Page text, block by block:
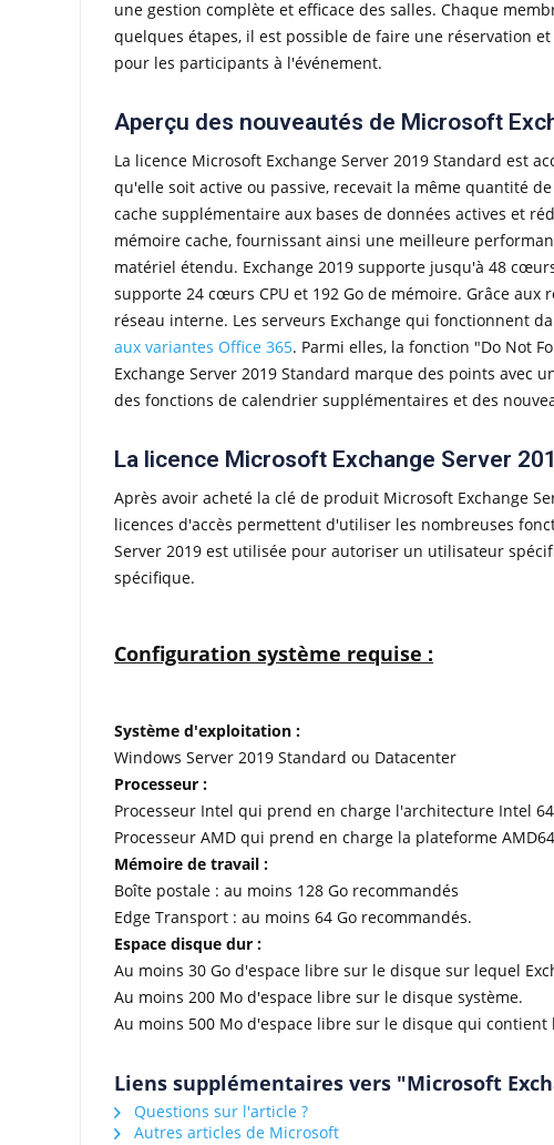
une gestion complète et efficace des salles. Chaque
quelques étapes, il est possible de faire une réservation
pour les participants à l'événement.
Aperçu des nouveautés de Microsoft
La licence Microsoft Exchange Server 2019 Standard est
qu'elle soit active ou passive, recevait la même quantité
cache supplémentaire aux bases de données actives et
mémoire cache, fournissant ainsi une meilleure
matériel étendu. Exchange 2019 supporte jusqu'à 48
supporte 24 cœurs CPU et 192 Go de mémoire. Grâce
réseau interne. Les serveurs Exchange qui fonctionnent
aux variantes Office 365. Parmi elles, la fonction "Do Not
Exchange Server 2019 Standard marque des points
des fonctions de calendrier supplémentaires et des
La licence Microsoft Exchange Server
Après avoir acheté la clé de produit Microsoft Exchange
licences d'accès permettent d'utiliser les nombreuses
Server 2019 est utilisée pour autoriser un utilisateur
spécifique.
Configuration système requise :
Système d'exploitation :
Windows Server 2019 Standard ou Datacenter
Processeur :
Processeur Intel qui prend en charge l'architecture Intel
Processeur AMD qui prend en charge la plateforme
Mémoire de travail :
Boîte postale : au moins 128 Go recommandés
Edge Transport : au moins 64 Go recommandés.
Espace disque dur :
Au moins 30 Go d'espace libre sur le disque sur lequel
Au moins 200 Mo d'espace libre sur le disque système.
Au moins 500 Mo d'espace libre sur le disque qui
Liens supplémentaires vers "Microsoft
Questions sur l'article ?
Autres articles de Microsoft